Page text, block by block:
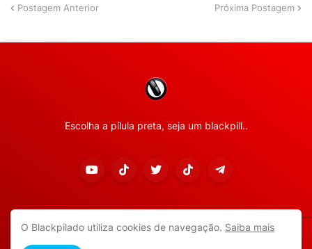
Postagem Anterior Próxima Postagem
Escolha a pílula preta, seja um blackpill..
O Blackpilado utiliza cookies de navegação. Saiba mais